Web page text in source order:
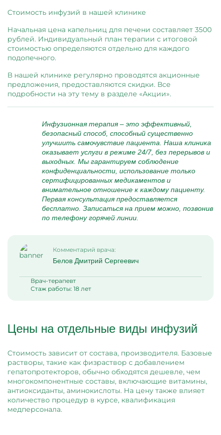
Стоимость инфузий в нашей клинике
Начальная цена капельниц для печени составляет 3500
рублей. Индивидуальный план терапии с итоговой
стоимостью определяются отдельно для каждого
подопечного.
В нашей клинике регулярно проводятся акционные
предложения, предоставляются скидки. Все
подробности на эту тему в разделе «Акции».
Инфузионная терапия – это эффективный,
безопасный способ, способный существенно
улучшить самочувствие пациента. Наша клиника
оказывает услуги в режиме 24/7, без перерывов и
выходных. Мы гарантируем соблюдение
конфиденциальности, использование только
сертифицированных медикаментов и
внимательное отношение к каждому пациенту.
Первая консультация предоставляется
бесплатно. Записаться на прием можно, позвонив
по телефону горячей линии.
Комментарий врача:
Белов Дмитрий Сергеевич
Врач-терапевт
Стаж работы: 18 лет
Цены на отдельные виды инфузий
Стоимость зависит от состава, производителя. Базовые
растворы, такие как физраствор с добавлением
гепатопротекторов, обычно обходятся дешевле, чем
многокомпонентные составы, включающие витамины,
антиоксиданты, аминокислоты. На цену также влияет
количество процедур в курсе, квалификация
медперсонала.